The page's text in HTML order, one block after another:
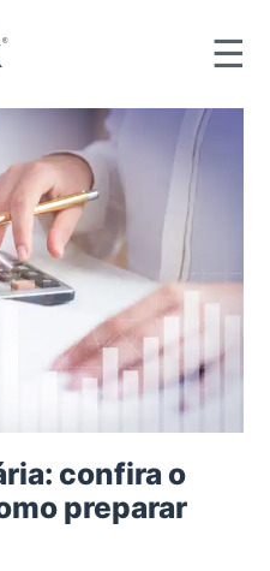
☰
confira o
preparar